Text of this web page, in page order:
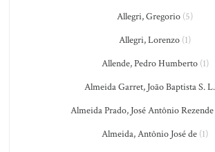
Allegri, Gregorio (5)
Allegri, Lorenzo (1)
Allende, Pedro Humberto(1)
Almeida Garret, João Baptista S. L.
Almeida Prado, José Antônio
Almeida, Antônio José de (1)